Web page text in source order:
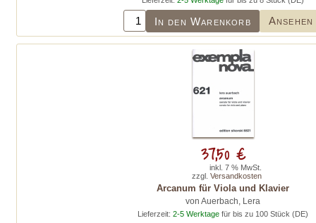
In den Warenkorb Ansehen
Arcanum für Viola und Klavier
von Auerbach, Lera
Lieferzeit: 2-5 Werktagefür bis zu 100 Stück (DE)
37,50 €
inkl. 7 % MwSt.
zzgl. Versandkosten